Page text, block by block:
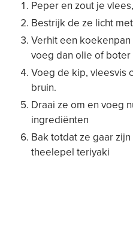
Peper en zout je
Bestrijk de ze licht
Verhit een
voeg dan olie of boter
Voeg de kip, vleesvis
bruin.
Draai ze om en voeg
ingrediënten
Bak totdat ze gaar
theelepel teriyaki